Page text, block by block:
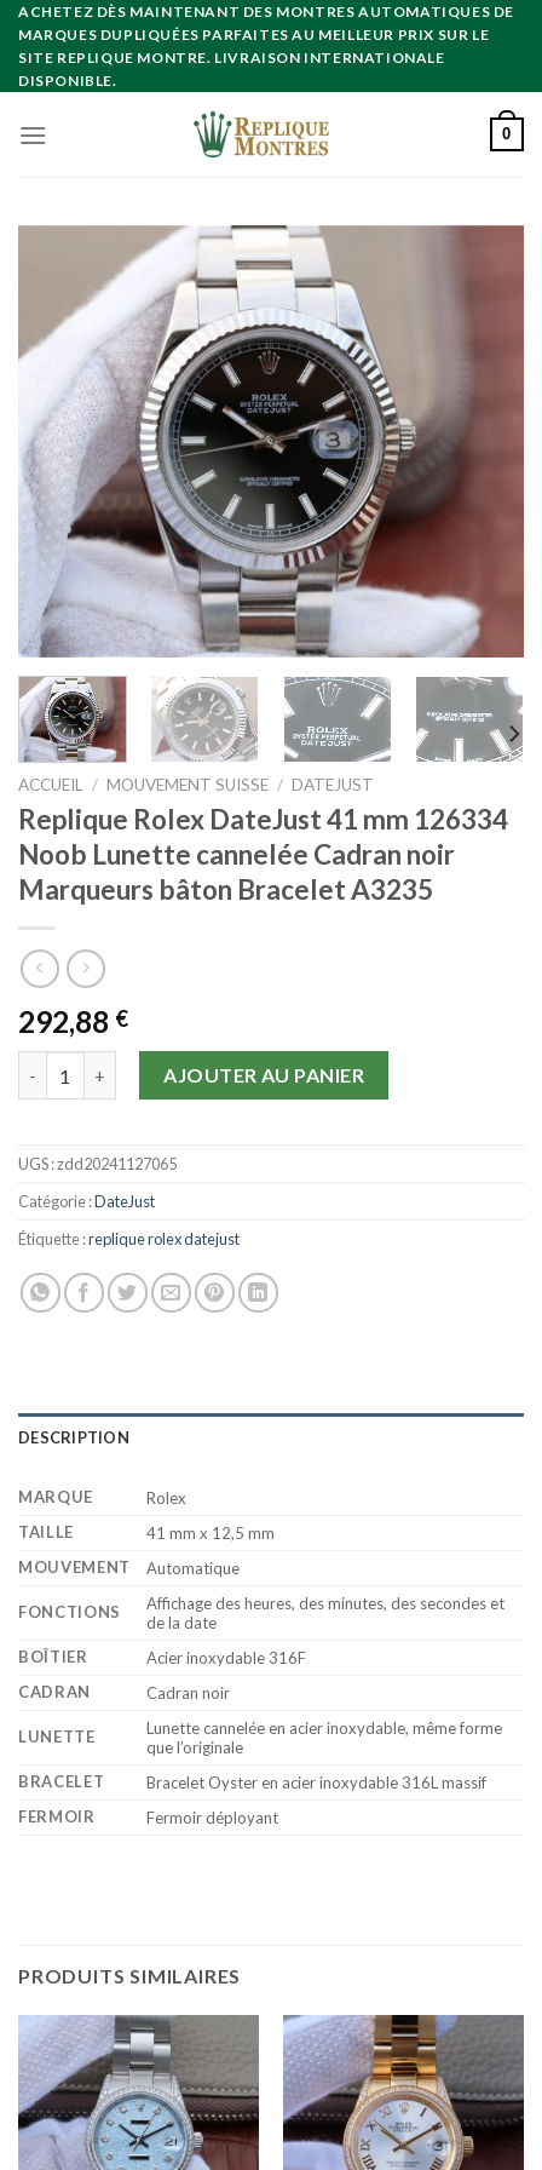
Skip
content
ACHETEZ DÈS MAINTENANT DES MONTRES AUTOMATIQUES DE
MARQUES DUPLIQUÉES PARFAITES AU MEILLEUR PRIX SUR LE
SITE REPLIQUE MONTRE. LIVRAISON INTERNATIONALE
DISPONIBLE.
0
ACCUEIL / MOUVEMENT SUISSE / DATEJUST
Replique Rolex DateJust 41 mm 126334
Noob Lunette cannelée Cadran noir
Marqueurs bâton Bracelet A3235
292,88 €
AJOUTER AU PANIER
UGS :zdd20241127065
Catégorie :DateJust
Étiquette :replique rolex datejust
DESCRIPTION
MARQUE
Rolex
TAILLE
41 mm x 12,5 mm
MOUVEMENT
Automatique
FONCTIONS
Affichage des heures, des minutes, des secondes et
de la date
BOÎTIER
Acier inoxydable 316F
CADRAN
Cadran noir
LUNETTE
Lunette cannelée en acier inoxydable, même forme
que l’originale
BRACELET
Bracelet Oyster en acier inoxydable 316L massif
FERMOIR
Fermoir déployant
PRODUITS SIMILAIRES